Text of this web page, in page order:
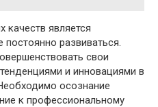
является
развиваться.
свои
и инновациями в
осознание
к профессиональному